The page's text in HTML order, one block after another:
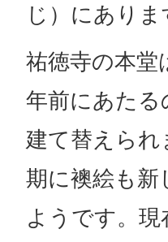
じ）にありま
祐徳寺の本
年前にあたる
建て替えら
期に襖絵も新
ようです。